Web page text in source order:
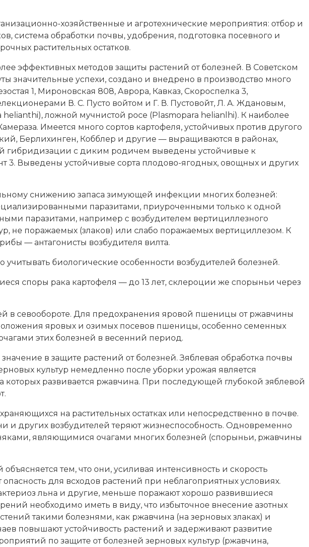
хозяйственные и агротехнические мероприятия: отбор и
система обработки почвы, удобрения, подготовка посевного и
растительных остатков.
эффективных методов защиты растений от болезней. В Советском
значительные успехи, создано и внедрено в производство много
1, Мироновская 808, Аврора, Кавказ, Скороспелка 3,
В. С. Пусто войтом и Г. В. Пустовойт, Л. А. Ждановым,
ложной мучнистой росе (Plasmopara helianlhi). К наиболее
Имеется много сортов картофеля, устойчивых против другого
Берлихинген, Кобблер и другие — выращиваются в районах,
гибридизации с диким родичем выведены устойчивые к
3. Выведены устойчивые сорта плодово-ягодных, овощных и других
снижению запаса зимующей инфекции многих болезней:
паразитами, приуроченными только к одной
паразитами, например с возбудителем вертициллезного
не поражаемых (злаков) или слабо поражаемых вертициллезом. К
— антагонисты возбудителя вилта.
биологические особенности возбудителей болезней.
споры рака картофеля — до 13 лет, склероции же спорыньи через
в севообороте. Для предохранения яровой пшеницы от ржавчины
яровых и озимых посевов пшеницы, особенно семенных
этих болезней в весенний период.
в защите растений от болезней. Зяблевая обработка почвы
культур немедленно после уборки урожая является
развивается ржавчина. При последующей глубокой зяблевой
на растительных остатках или непосредственно в почве.
и других возбудителей теряют жизнеспособность. Одновременно
являющимися очагами многих болезней (спорыньи, ржавчины
тем, что они, усиливая интенсивность и скорость
для всходов растений при неблагоприятных условиях.
льна и другие, меньше поражают хорошо развившиеся
необходимо иметь в виду, что избыточное внесение азотных
такими болезнями, как ржавчина (на зерновых злаках) и
повышают устойчивость растений и задерживают развитие
по защите от болезней зерновых культур (ржавчина,